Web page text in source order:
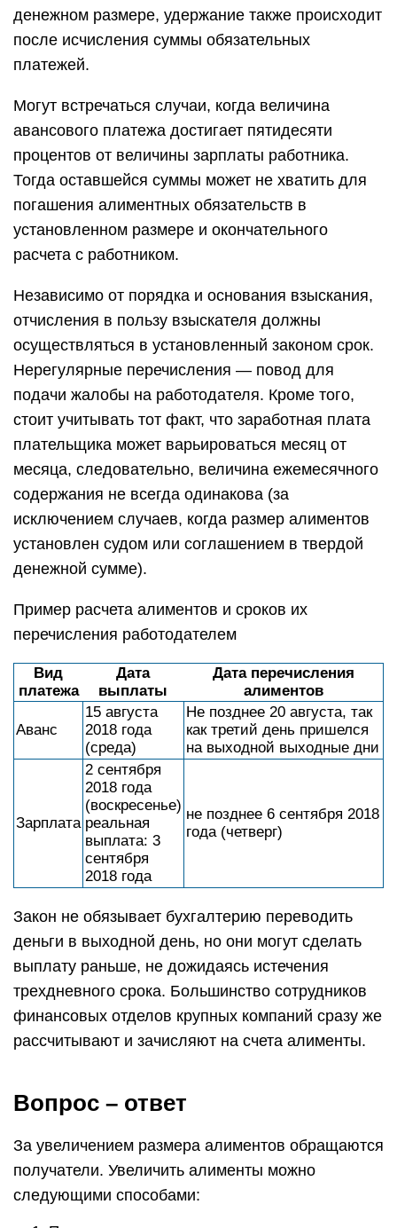
денежном размере, удержание также происходит
после исчисления суммы обязательных
платежей.
Могут встречаться случаи, когда величина
авансового платежа достигает пятидесяти
процентов от величины зарплаты работника.
Тогда оставшейся суммы может не хватить для
погашения алиментных обязательств в
установленном размере и окончательного
расчета с работником.
Независимо от порядка и основания взыскания,
отчисления в пользу взыскателя должны
осуществляться в установленный законом срок.
Нерегулярные перечисления — повод для
подачи жалобы на работодателя. Кроме того,
стоит учитывать тот факт, что заработная плата
плательщика может варьироваться месяц от
месяца, следовательно, величина ежемесячного
содержания не всегда одинакова (за
исключением случаев, когда размер алиментов
установлен судом или соглашением в твердой
денежной сумме).
Пример расчета алиментов и сроков их
перечисления работодателем
Вид
платежа
Дата
выплаты
Дата перечисления
алиментов
Аванс
15 августа
2018 года
(среда)
Не позднее 20 августа, так
как третий день пришелся
на выходной выходные дни
Зарплата
2 сентября
2018 года
(воскресенье)
реальная
выплата: 3
сентября
2018 года
не позднее 6 сентября 2018
года (четверг)
Закон не обязывает бухгалтерию переводить
деньги в выходной день, но они могут сделать
выплату раньше, не дожидаясь истечения
трехдневного срока. Большинство сотрудников
финансовых отделов крупных компаний сразу же
рассчитывают и зачисляют на счета алименты.
Вопрос – ответ
За увеличением размера алиментов обращаются
получатели. Увеличить алименты можно
следующими способами: